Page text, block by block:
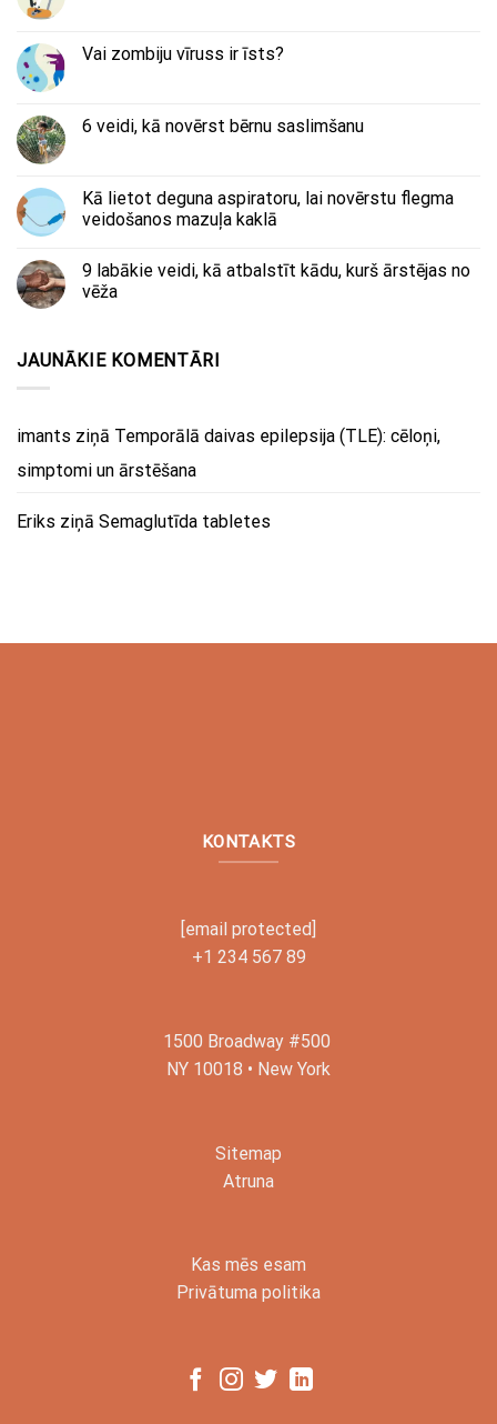
Vai zombiju vīruss ir īsts?
6 veidi, kā novērst bērnu saslimšanu
Kā lietot deguna aspiratoru, lai novērstu flegma
veidošanos mazuļa kaklā
9 labākie veidi, kā atbalstīt kādu, kurš ārstējas no
vēža
JAUNĀKIE KOMENTĀRI
imants ziņā Temporālā daivas epilepsija (TLE): cēloņi,
simptomi un ārstēšana
Eriks ziņā Semaglutīda tabletes
KONTAKTS
[email protected]
+1 234 567 89
1500 Broadway #500
NY 10018 • New York
Sitemap
Atruna
Kas mēs esam
Privātuma politika